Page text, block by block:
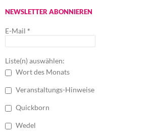
NEWSLETTER ABONNIEREN
E-Mail *
Liste(n) auswählen:
Wort des Monats
Veranstaltungs-Hinweise
Quickborn
Wedel